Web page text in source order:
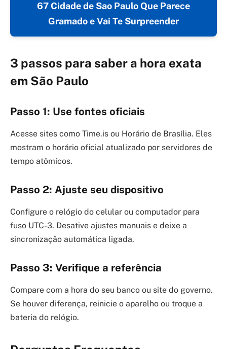
67 Cidade de Sao Paulo Que Parece
Gramado e Vai Te Surpreender
3 passos para saber a hora exata
em São Paulo
Passo 1: Use fontes oficiais
Acesse sites como Time.is ou Horário de Brasília. Eles
mostram o horário oficial atualizado por servidores de
tempo atômicos.
Passo 2: Ajuste seu dispositivo
Configure o relógio do celular ou computador para
fuso UTC-3. Desative ajustes manuais e deixe a
sincronização automática ligada.
Passo 3: Verifique a referência
Compare com a hora do seu banco ou site do governo.
Se houver diferença, reinicie o aparelho ou troque a
bateria do relógio.